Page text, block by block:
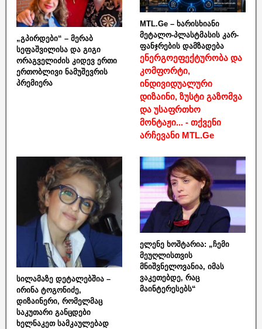
„გპირდები“ – მერაბ
სეფაშვილისა და გიგი
ორაგველიძის კიდევ ერთი
ერთობლივი ნამუშევრის
პრემიერა
MTL.Ge – ხარისხიანი
მეტალო-პლასტმასის კარ-
ფანჯრების დამზადება
ენერგოეფექტურობა და
კომფორტი,
ინდივიდუალური
დიზაინი, ზუსტი გაზომვა
და უსაფრთხო
მონტაჟი... - თქვენი
არჩევანი MTL.Ge
სილამაზე დეტალებშია –
ირინა ტოგონიძე,
დიზაინერი, რომელმაც
საკუთარი განცდები
ხელნაკეთ სამკაულებად
ელენე ხოშტარია: „ჩემი
მეუღლისთვის
მნიშვნელოვანია, იმას
ვაკეთებდე, რაც
მაინტერესებს“